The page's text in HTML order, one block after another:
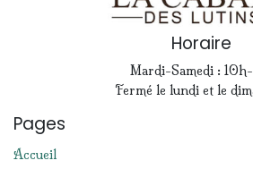
Horaire
Mardi-Samedi : 10h-
Fermé le lundi et le
Pages
Accueil